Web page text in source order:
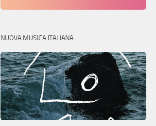
NUOVA MUSICA ITALIANA